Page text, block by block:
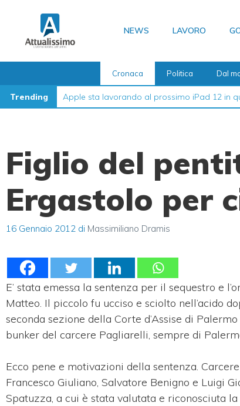
contenuto
NEWS LAVORO
Cronaca Politica Dal
Trending Apple sta lavorando al prossimo iPad 12 in
Figlio del
Ergastolo per
16 Gennaio 2012 di Massimiliano Dramis
E’ stata emessa la sentenza per il sequestro e
Matteo. Il piccolo fu ucciso e sciolto nell’acido
seconda sezione della Corte d’Assise di
bunker del carcere Pagliarelli, sempre di
Ecco pene e motivazioni della sentenza.
Francesco Giuliano, Salvatore Benigno e Luigi
Spatuzza, a cui è stata valutata e riconosciuta